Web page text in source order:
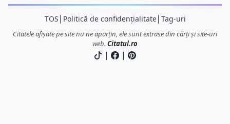
TOS Politică de confidențialitate│ Tag-uri
Citatele afișate pe site nu ne aparțin, ele sunt extrase din cărți și site-uri
web. Citatul.ro
| |